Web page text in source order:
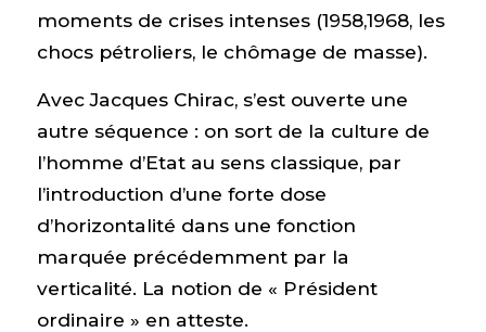
moments de crises intenses (1958,1968, les
chocs pétroliers, le chômage de masse).
Avec Jacques Chirac, s’est ouverte une
autre séquence : on sort de la culture de
l’homme d’Etat au sens classique, par
l’introduction d’une forte dose
d’horizontalité dans une fonction
marquée précédemment par la
verticalité. La notion de « Président
ordinaire » en atteste.